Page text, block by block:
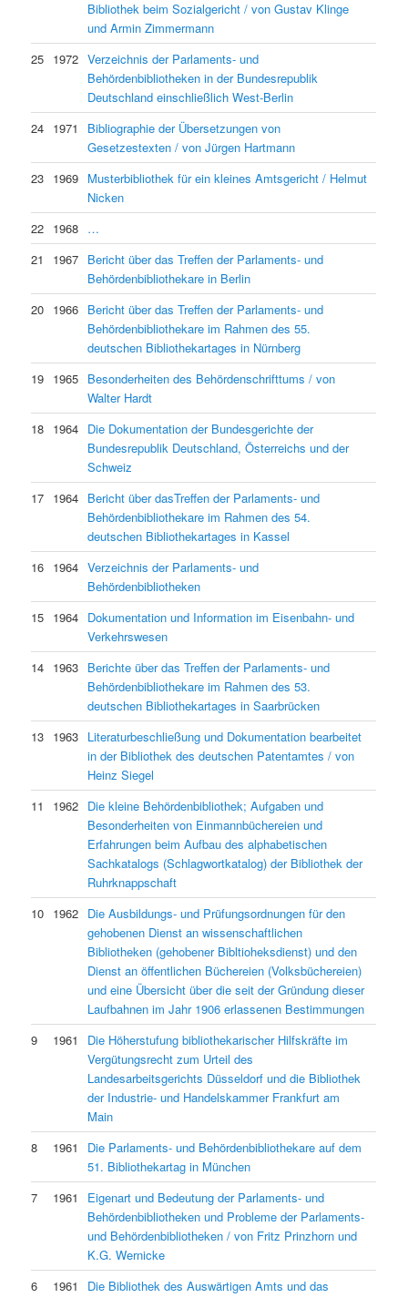
Bibliothek beim Sozialgericht / von Gustav Klinge
und Armin Zimmermann
25 1972 Verzeichnis der Parlaments- und
Behördenbibliotheken in der Bundesrepublik
Deutschland einschließlich West-Berlin
24 1971
Bibliographie der Übersetzungen von
Gesetzestexten / von Jürgen Hartmann
23 1969 Musterbibliothek für ein kleines Amtsgericht / Helmut
Nicken
22 1968 …
21
1967 Bericht über das Treffen der Parlaments- und
Behördenbibliothekare in Berlin
20 1966 Bericht über das Treffen der Parlaments- und
Behördenbibliothekare im Rahmen des 55.
deutschen Bibliothekartages in Nürnberg
19 1965 Besonderheiten des Behördenschrifttums / von
Walter Hardt
18 1964 Die Dokumentation der Bundesgerichte der
Bundesrepublik Deutschland, Österreichs und der
Schweiz
17 1964 Bericht über dasTreffen der Parlaments- und
Behördenbibliothekare im Rahmen des 54.
deutschen Bibliothekartages in Kassel
16 1964 Verzeichnis der Parlaments- und
Behördenbibliotheken
15 1964 Dokumentation und Information im Eisenbahn- und
Verkehrswesen
14 1963 Berichte über das Treffen der Parlaments- und
Behördenbibliothekare im Rahmen des 53.
deutschen Bibliothekartages in Saarbrücken
13 1963 Literaturbeschließung und Dokumentation bearbeitet
in der Bibliothek des deutschen Patentamtes / von
Heinz Siegel
11
1962 Die kleine Behördenbibliothek; Aufgaben und
Besonderheiten von Einmannbüchereien und
Erfahrungen beim Aufbau des alphabetischen
Sachkatalogs (Schlagwortkatalog) der Bibliothek der
Ruhrknappschaft
10 1962 Die Ausbildungs- und Prüfungsordnungen für den
gehobenen Dienst an wissenschaftlichen
Bibliotheken (gehobener Bibltioheksdienst) und den
Dienst an öffentlichen Büchereien (Volksbüchereien)
und eine Übersicht über die seit der Gründung dieser
Laufbahnen im Jahr 1906 erlassenen Bestimmungen
9
1961
Die Höherstufung bibliothekarischer Hilfskräfte im
Vergütungsrecht zum Urteil des
Landesarbeitsgerichts Düsseldorf und die Bibliothek
der Industrie- und Handelskammer Frankfurt am
Main
8
1961
Die Parlaments- und Behördenbibliothekare auf dem
51. Bibliothekartag in München
7
1961
Eigenart und Bedeutung der Parlaments- und
Behördenbibliotheken und Probleme der Parlaments-
und Behördenbibliotheken / von Fritz Prinzhorn und
K.G. Wernicke
6
1961
Die Bibliothek des Auswärtigen Amts und das